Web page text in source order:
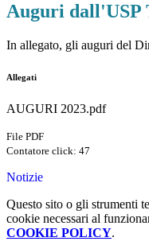
Auguri dall'USP
In allegato, gli auguri del
Allegati
AUGURI 2023.pdf
File PDF
Contatore click: 47
Notizie
Questo sito o gli strumenti
cookie necessari al
COOKIE POLICY.